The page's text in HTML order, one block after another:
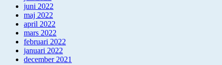
juni 2022
maj 2022
april 2022
mars 2022
februari 2022
januari 2022
december 2021